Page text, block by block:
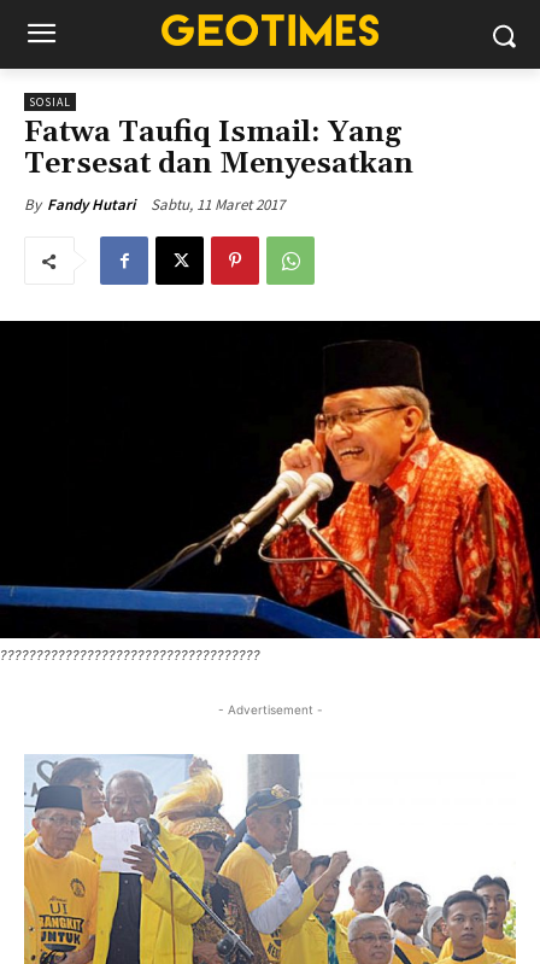
SOSIAL
Fatwa Taufiq Ismail: Yang
Tersesat dan Menyesatkan
By Fandy Hutari Sabtu, 11 Maret 2017
????????????????????????????????????
- Advertisement -